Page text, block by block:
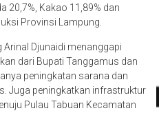
20,7%, Kakao 11,89% dan
Provinsi Lampung.
Arinal Djunaidi menanggapi
dari Bupati Tanggamus dan
peningkatan sarana dan
Juga peningkatkan infrastruktur
Pulau Tabuan Kecamatan